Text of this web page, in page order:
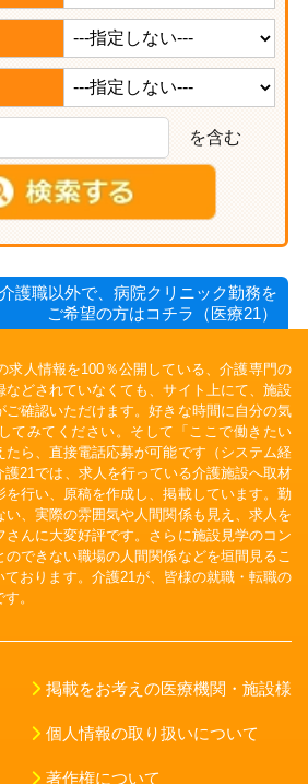
を含む
介護職以外で、病院クリニック勤務を
ご希望の方はコチラ（医療21）
求人情報を100％公開している、介護専門の
どされていなくても、サイト上にて、施設
確認いただけます。好きな時間に自分の気
てみてください。そして「ここで働きたい
たら、直接電話応募が可能です（システム経
21では、求人を行っている介護施設へ取材
を行い、原稿を作成し、掲載しています。勤
、実際の雰囲気や人間関係も見え、求人を
んに大変好評です。さらに施設見学のコン
できない職場の人間関係などを垣間見るこ
ております。介護21が、皆様の就職・転職の
。
掲載をお考えの医療機関・施設様
個人情報の取り扱いについて
著作権について